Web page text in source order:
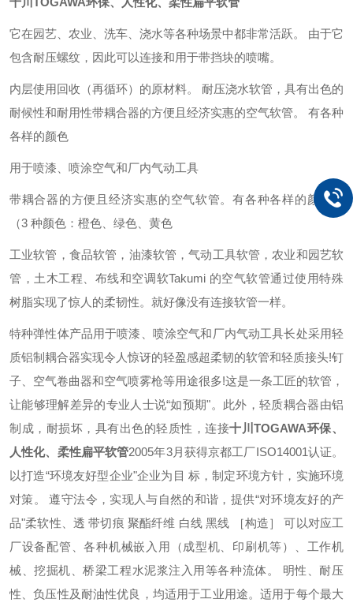
它在园艺、农业、洗车、浇水等各种场景中都非常活跃。 由于它
包含耐压螺纹，因此可以连接和用于带挡块的喷嘴。
内层使用回收（再循环）的原材料。 耐压浇水软管，具有出色的
耐候性和耐用性带耦合器的方便且经济实惠的空气软管。 有各种
各样的颜色
用于喷漆、喷涂空气和厂内气动工具
带耦合器的方便且经济实惠的空气软管。有各种各样的颜色。
（3 种颜色：橙色、绿色、黄色
工业软管， 食品软管， 油漆软管，气动工具软管， 农业和园艺软
管， 土木工程、布线和空调软Takumi 的空气软管通过使用特殊
树脂实现了惊人的柔韧性。就好像没有连接软管一样。
特种弹性体产品用于喷漆、喷涂空气和厂内气动工具长处采用轻
质铝制耦合器实现令人惊讶的轻盈感超柔韧的软管和轻质接头!钉
子、空气卷曲器和空气喷雾枪等用途很多!这是一条工匠的软管，
让能够理解差异的专业人士说“如预期"。此外，轻质耦合器由铝
制成，耐损坏，具有出色的轻质性，连接十川TOGAWA环保、
人性化、柔性扁平软管2005年3月获得京都工厂ISO14001认证。
以打造“环境友好型企业"企业为目 标，制定环境方针，实施环境
对策。遵守法令，实现人与自然的和谐，提供“对环境友好的产
品"柔软性、透带切痕 聚酯纤维 白线黑线 ［构造］可以对应工
厂设备配管、各种机械嵌入用（成型机、印刷机等）、工作机
械、挖掘机、桥梁工程水泥浆注入用等各种流体。 明性、耐压
性、负压性及耐油性优良，均适用于工业用途。适用于每个最大